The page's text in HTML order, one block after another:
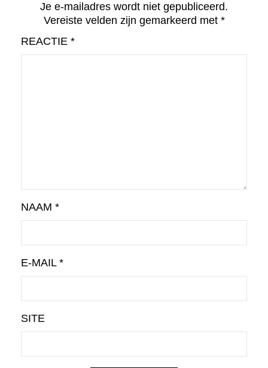
Je e-mailadres wordt niet gepubliceerd.
Vereiste velden zijn gemarkeerd met *
REACTIE *
NAAM *
E-MAIL *
SITE